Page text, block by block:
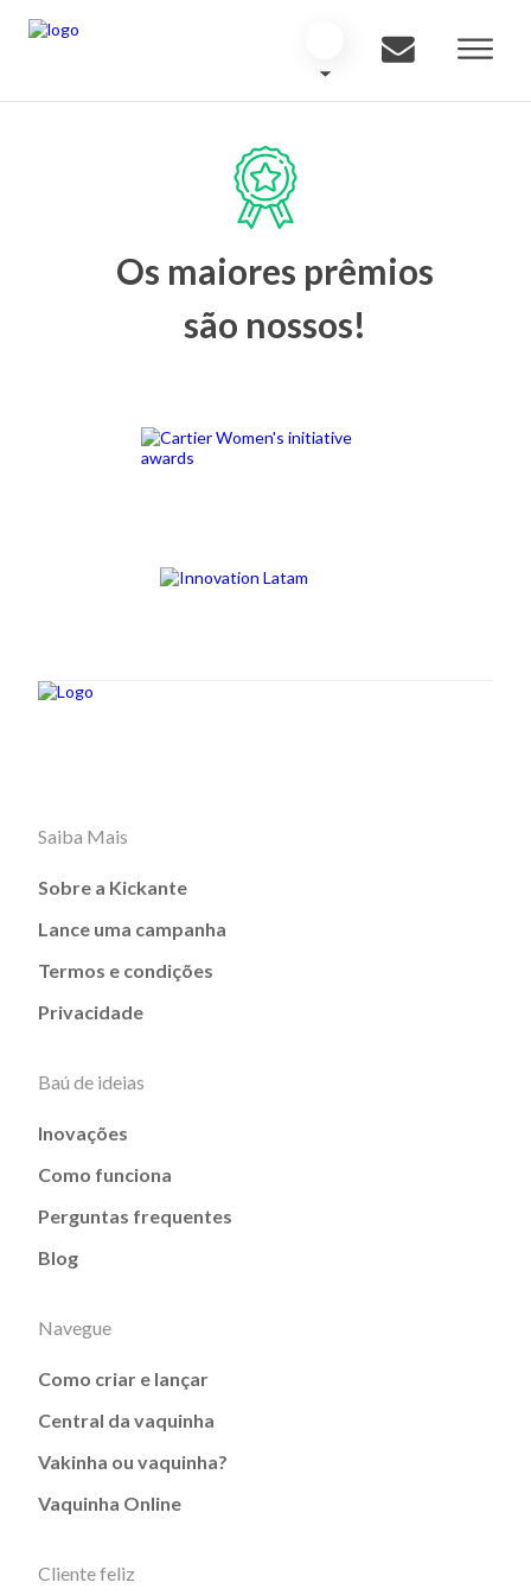
Os maiores prêmios
são nossos!
Saiba Mais
Sobre a Kickante
Lance uma campanha
Termos e condições
Privacidade
Baú de ideias
Inovações
Como funciona
Perguntas frequentes
Blog
Navegue
Como criar e lançar
Central da vaquinha
Vakinha ou vaquinha?
Vaquinha Online
Cliente feliz